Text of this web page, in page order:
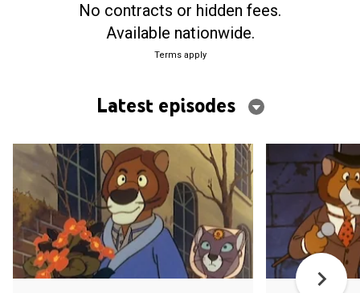
No contracts or hidden fees.
Available nationwide.
Terms apply
Latest episodes